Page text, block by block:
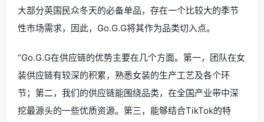
大部分英国民众冬天的必备单品，存在一个比较大的季节
性市场需求，因此，Go.G.G将其作为品类切入点。
“Go.G.G在供应链的优势主要在几个方面。第一，团队在女
装供应链有较深的积累，熟悉女装的生产工艺及各个环
节；第二，我们的供应链能围绕品类，在全国产业带中深
挖最源头的一些优质资源。第三，能够结合TikTok的特